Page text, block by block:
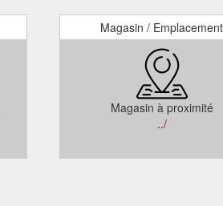
Magasin / Emplacement
Magasin à proximité
../